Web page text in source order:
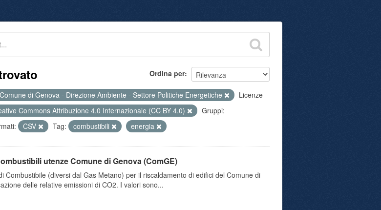
Ordina per
Comune di Genova - Direzione Ambiente - Settore Politiche Energetiche
Licenze
Commons Attribuzione 4.0 Internazionale (CC BY 4.0)
Gruppi:
CSV Tag: combustibili energia
utenze Comune di Genova (ComGE)
Combustibile (diversi dal Gas Metano) per il riscaldamento di edifici del Comune di
delle relative emissioni di CO2. I valori sono...